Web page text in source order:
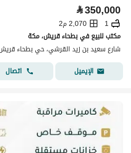
⃁350,000
1
2,070 م2
مكتب للبيع في بطحاء قريش، مكة
شارع سعيد بن زيد القرشي، حي بطحاء
الإيميل
اتصال